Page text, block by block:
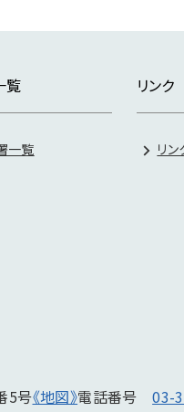
覧
一覧
リンク
リン
5号《地図》電話番号03-